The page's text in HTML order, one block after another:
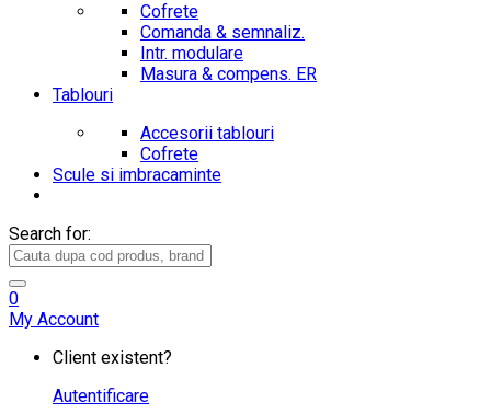
Cofrete
Comanda & semnaliz.
Intr. modulare
Masura & compens. ER
Tablouri
Accesorii tablouri
Cofrete
Scule si imbracaminte
Search for:
0
My Account
Client existent?
Autentificare